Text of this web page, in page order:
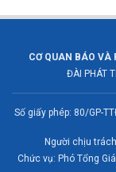
CƠ QUAN BÁO VÀ
ĐÀI PHÁT
Số giấy phép: 80/GP-
Người chịu
Chức vụ: Phó Tổng